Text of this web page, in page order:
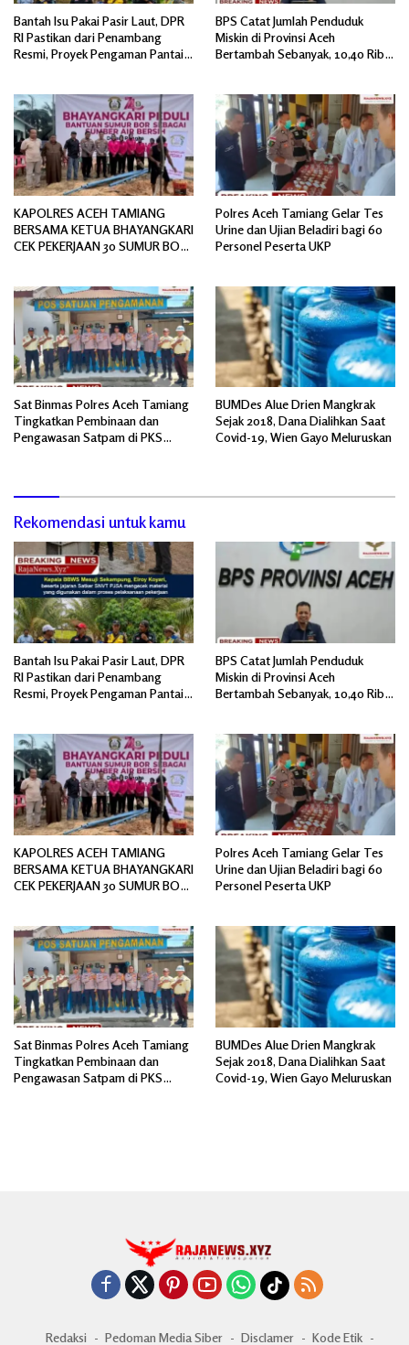
Bantah Isu Pakai Pasir Laut, DPR
RI Pastikan dari Penambang
Resmi, Proyek Pengaman Pantai
BPS Catat Jumlah Penduduk
Miskin di Provinsi Aceh
Bertambah Sebanyak, 10,40 Ribu
KAPOLRES ACEH TAMIANG
BERSAMA KETUA BHAYANGKARI
CEK PEKERJAAN 30 SUMUR BOR
Polres Aceh Tamiang Gelar Tes
Urine dan Ujian Beladiri bagi 60
Personel Peserta UKP
Sat Binmas Polres Aceh Tamiang
Tingkatkan Pembinaan dan
Pengawasan Satpam di PKS
BUMDes Alue Drien Mangkrak
Sejak 2018, Dana Dialihkan Saat
Covid-19, Wien Gayo Meluruskan
Rekomendasi untuk kamu
Bantah Isu Pakai Pasir Laut, DPR
RI Pastikan dari Penambang
Resmi, Proyek Pengaman Pantai
BPS Catat Jumlah Penduduk
Miskin di Provinsi Aceh
Bertambah Sebanyak, 10,40 Ribu
KAPOLRES ACEH TAMIANG
BERSAMA KETUA BHAYANGKARI
CEK PEKERJAAN 30 SUMUR BOR
Polres Aceh Tamiang Gelar Tes
Urine dan Ujian Beladiri bagi 60
Personel Peserta UKP
Sat Binmas Polres Aceh Tamiang
Tingkatkan Pembinaan dan
Pengawasan Satpam di PKS
BUMDes Alue Drien Mangkrak
Sejak 2018, Dana Dialihkan Saat
Covid-19, Wien Gayo Meluruskan
Redaksi Pedoman Media Siber Disclamer Kode Etik